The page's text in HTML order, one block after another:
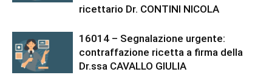
ricettario Dr. CONTINI NICOLA
16014 – Segnalazione urgente:
contraffazione ricetta a firma della
Dr.ssa CAVALLO GIULIA